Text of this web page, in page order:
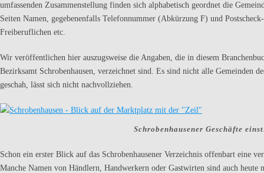
umfassenden Zusammenstellung finden sich alphabetisch geordnet die
Seiten Namen, gegebenenfalls Telefonnummer (Abkürzung F) und
Freiberuflichen etc.
Wir veröffentlichen hier auszugsweise die Angaben, die in diesem
Bezirksamt Schrobenhausen, verzeichnet sind. Es sind nicht alle Gemeinden
geschah, lässt sich nicht nachvollziehen.
Schrobenhausener Geschäfte
Schon ein erster Blick auf das Schrobenhausener Verzeichnis offenbart eine
Manche Namen von Händlern, Handwerkern oder Gastwirten sind auch